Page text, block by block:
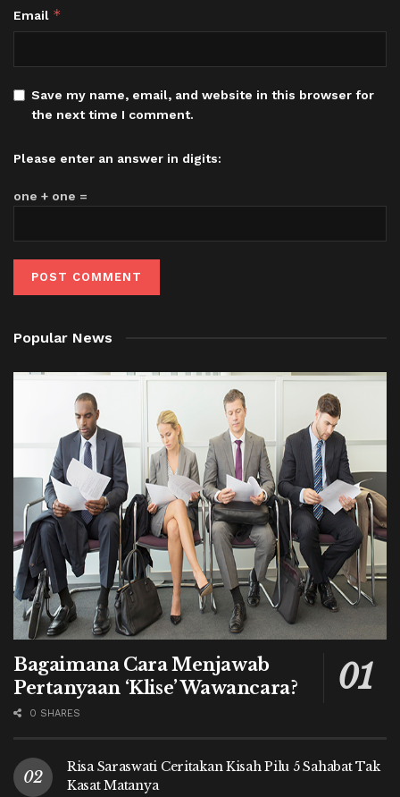
Email *
Save my name, email, and website in this browser for
the next time I comment.
Please enter an answer in digits:
one + one =
Popular News
Bagaimana Cara Menjawab
Pertanyaan ‘Klise’ Wawancara?
0 SHARES
Risa Saraswati Ceritakan Kisah Pilu 5 Sahabat Tak
Kasat Matanya